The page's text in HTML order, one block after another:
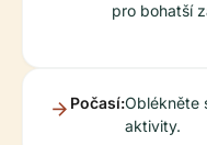
pro bohatší
Počasí:Oblékněte
aktivity.